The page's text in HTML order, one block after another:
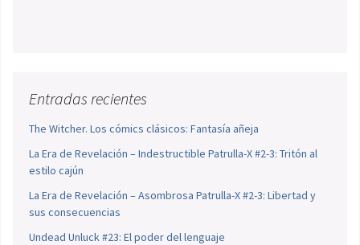
Entradas recientes
The Witcher. Los cómics clásicos: Fantasía añeja
La Era de Revelación – Indestructible Patrulla-X #2-3: Tritón al
estilo cajún
La Era de Revelación – Asombrosa Patrulla-X #2-3: Libertad y
sus consecuencias
Undead Unluck #23: El poder del lenguaje